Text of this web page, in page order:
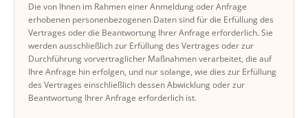
Die von Ihnen im Rahmen einer Anmeldung oder Anfrage
erhobenen personenbezogenen Daten sind für die Erfüllung des
Vertrages oder die Beantwortung Ihrer Anfrage erforderlich. Sie
werden ausschließlich zur Erfüllung des Vertrages oder zur
Durchführung vorvertraglicher Maßnahmen verarbeitet, die auf
Ihre Anfrage hin erfolgen, und nur solange, wie dies zur Erfüllung
des Vertrages einschließlich dessen Abwicklung oder zur
Beantwortung Ihrer Anfrage erforderlich ist.